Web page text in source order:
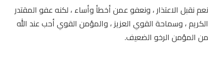
نعم نقبل الاعتذار ، ونعفو عمن أخطأ وأساء ، لكنه عفو المقتدر
الكريم ، وسماحة القوي العزيز ، والمؤمن القوي أحب عند الله
من المؤمن الرخو الضعيف.